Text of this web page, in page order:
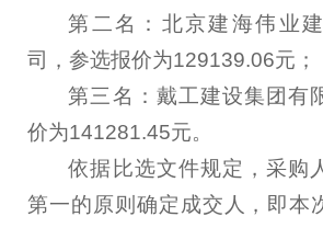
第二名：北京建海伟业
司，参选报价为129139.06元；
第三名：戴工建设集团有
价为141281.45元。
依据比选文件规定，采购
第一的原则确定成交人，即本